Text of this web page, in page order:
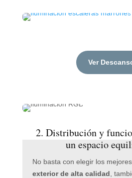
Ver
2. Distribución y
un espacio
No basta con elegir los mejores
exterior de alta calidad ,